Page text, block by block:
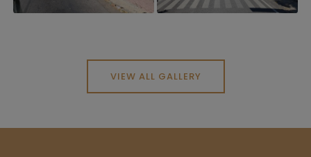
VIEW ALL GALLERY